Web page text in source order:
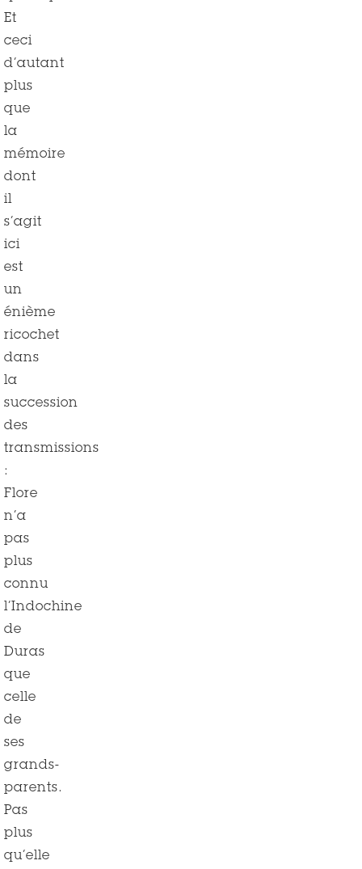
Et
ceci
d’autant
plus
que
la
mémoire
dont
il
s’agit
ici
est
un
énième
ricochet
dans
la
succession
des
transmissions
:
Flore
n’a
pas
plus
connu
l’Indochine
de
Duras
que
celle
de
ses
grands-
parents.
Pas
plus
qu’elle